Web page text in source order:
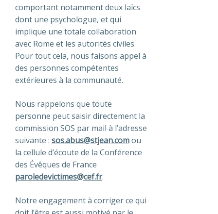
comportant notamment deux laïcs
dont une psychologue, et qui
implique une totale collaboration
avec Rome et les autorités civiles.
Pour tout cela, nous faisons appel à
des personnes compétentes
extérieures à la communauté.
Nous rappelons que toute
personne peut saisir directement la
commission SOS par mail à l’adresse
suivante : sos.abus@stjean.comou
la cellule d’écoute de la Conférence
des Évêques de France
paroledevictimes@cef.fr.
Notre engagement à corriger ce qui